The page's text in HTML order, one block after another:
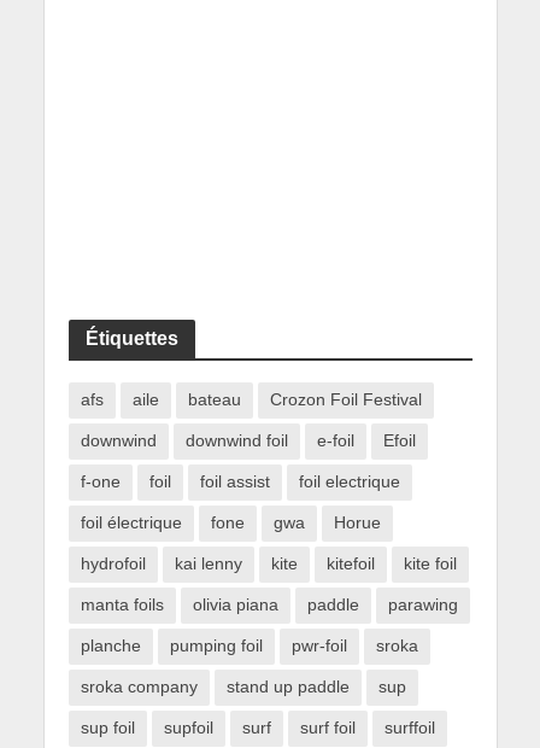
Étiquettes
afs aile bateau Crozon Foil Festival
downwind downwind foil e-foil Efoil
f-one foil foil assist foil electrique
foil électrique fone gwa Horue
hydrofoil kai lenny kite kitefoil kite foil
manta foils olivia piana paddle parawing
planche pumping foil pwr-foil sroka
sroka company stand up paddle sup
sup foil supfoil surf surf foil surffoil